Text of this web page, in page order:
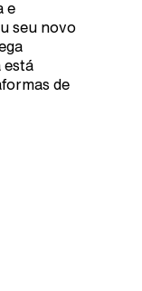
e
seu novo
está
de